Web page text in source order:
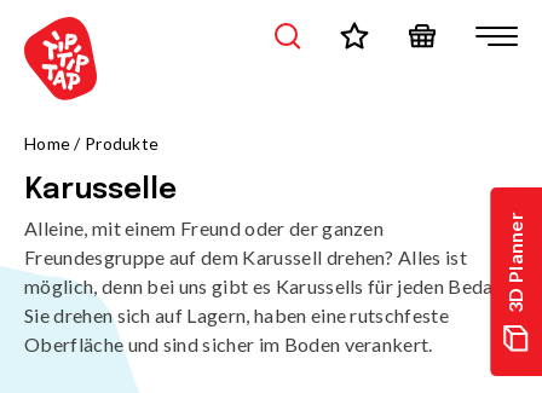
3D Planner
Home/ Produkte
Karusselle
Alleine, mit einem Freund oder der ganzen
Freundesgruppe auf dem Karussell drehen? Alles ist
möglich, denn bei uns gibt es Karussells für jeden Bedarf.
Sie drehen sich auf Lagern, haben eine rutschfeste
Oberfläche und sind sicher im Boden verankert.
Filter Sortierung_Standard
/de/produkte/spielanlagen/karusselle?page=1&sort=standard